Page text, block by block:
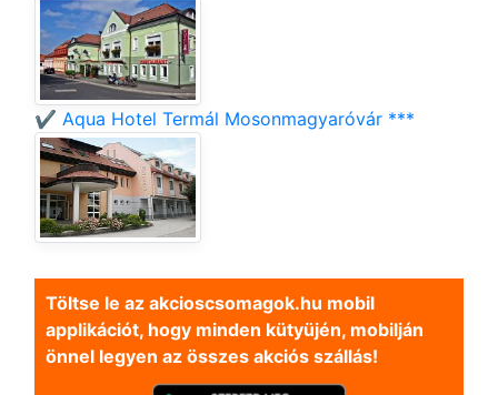
✔️ Aqua Hotel Termál Mosonmagyaróvár ***
Töltse le az akcioscsomagok.hu mobil
applikációt, hogy minden kütyüjén, mobilján
önnel legyen az összes akciós szállás!